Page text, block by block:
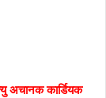
अचानक कार्डियक